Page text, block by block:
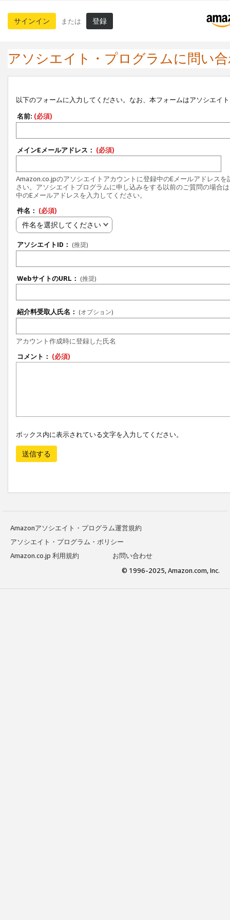
サインイン または 登録
アソシエイト・プログラムに問い
以下のフォームに入力してください。なお、本フォームはアソシエイ
名前: (必須)
メインEメールアドレス： (必須)
Amazon.co.jpのアソシエイトアカウントに登録中のEメールアドレスを
さい。アソシエイトプログラムに申し込みをする以前のご質問の場合
中のEメールアドレスを入力してください。
件名： (必須)
件名を選択してください
アソシエイトID： (推奨)
WebサイトのURL： (推奨)
紹介料受取人氏名： (オプション)
アカウント作成時に登録した氏名
コメント： (必須)
ボックス内に表示されている文字を入力してください。
送信する
Amazonアソシエイト・プログラム運営規約
アソシエイト・プログラム・ポリシー
Amazon.co.jp 利用規約
お問い合わせ
© 1996-2025, Amazon.com, Inc.